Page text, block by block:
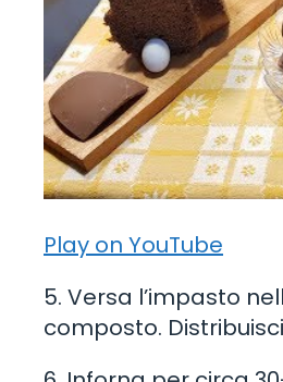
Play on YouTube
5. Versa l’impasto
composto.